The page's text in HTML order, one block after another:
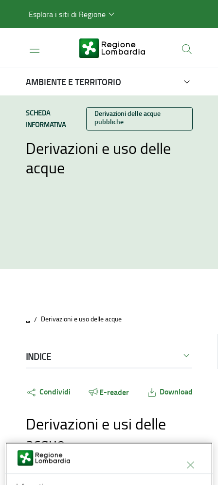
Esplora i siti di Regione
AMBIENTE E TERRITORIO
TIPO CONTENUTO:
SCHEDA
INFORMATIVA
Categoria:
Derivazioni delle acque
pubbliche
Derivazioni e uso delle
acque
... / Derivazioni e uso delle acque
INDICE
Condividi E-reader Download
Derivazioni e usi delle
acque
Tutti coloro che intendono derivare e
utilizzare a qualsiasi uso le acque pubbliche